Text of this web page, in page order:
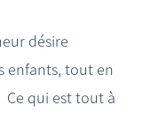
désire
enfants, tout en
qui est tout à